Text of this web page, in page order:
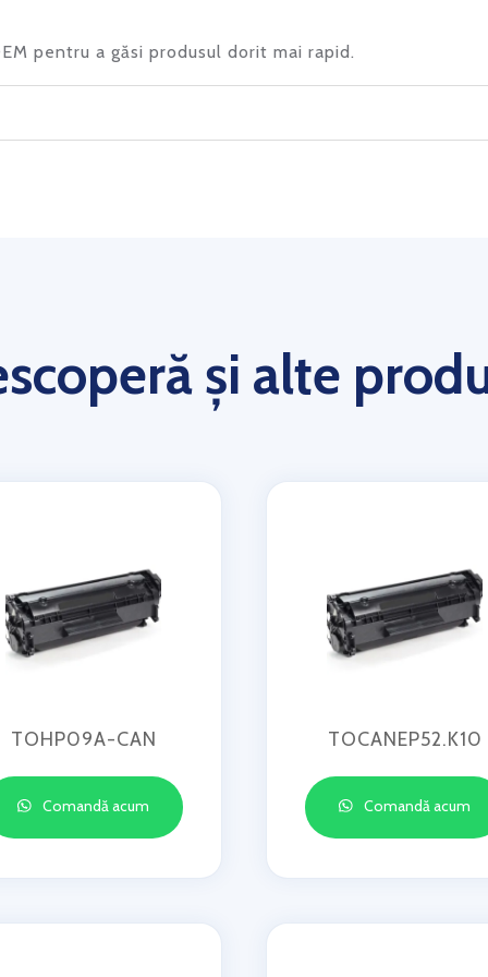
pentru a găsi produsul dorit mai rapid.
și alte
TOHP09A-CAN
Comandă acum
TOCANEP52.K10
Comandă acum